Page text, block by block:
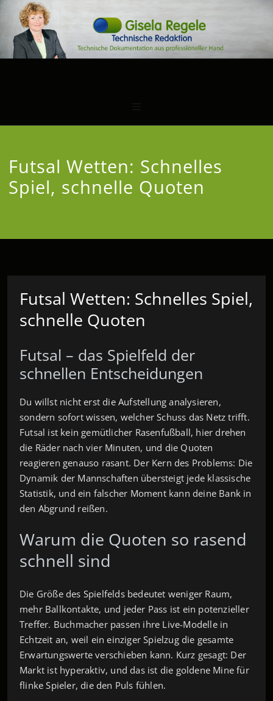
Futsal Wetten: Schnelles
Spiel, schnelle Quoten
Futsal Wetten: Schnelles Spiel,
schnelle Quoten
Futsal – das Spielfeld der
schnellen Entscheidungen
Du willst nicht erst die Aufstellung analysieren,
sondern sofort wissen, welcher Schuss das Netz trifft.
Futsal ist kein gemütlicher Rasenfußball, hier drehen
die Räder nach vier Minuten, und die Quoten
reagieren genauso rasant. Der Kern des Problems: Die
Dynamik der Mannschaften übersteigt jede klassische
Statistik, und ein falscher Moment kann deine Bank in
den Abgrund reißen.
Warum die Quoten so rasend
schnell sind
Die Größe des Spielfelds bedeutet weniger Raum,
mehr Ballkontakte, und jeder Pass ist ein potenzieller
Treffer. Buchmacher passen ihre Live-Modelle in
Echtzeit an, weil ein einziger Spielzug die gesamte
Erwartungswerte verschieben kann. Kurz gesagt: Der
Markt ist hyperaktiv, und das ist die goldene Mine für
flinke Spieler, die den Puls fühlen.